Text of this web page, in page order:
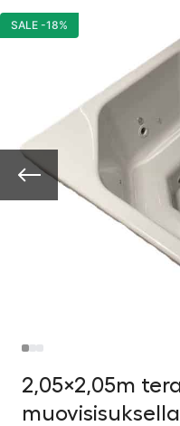
SALE -18%
2,05×2,05m